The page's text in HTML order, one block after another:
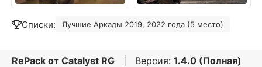
Списки: Лучшие Аркады 2019, 2022 года (5 место)
RePack от Catalyst RG | Версия: 1.4.0 (Полная)